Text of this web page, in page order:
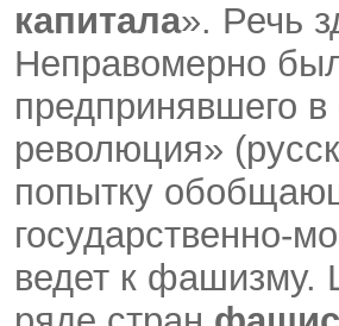
капитала». Речь
Неправомерно
предпринявшего
революция»
попытку
государственно-
ведет к фашизму.